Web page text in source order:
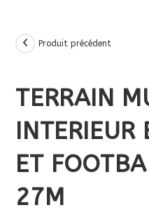
Produit précédent
TERRAIN
INTERIEUR
ET
27M